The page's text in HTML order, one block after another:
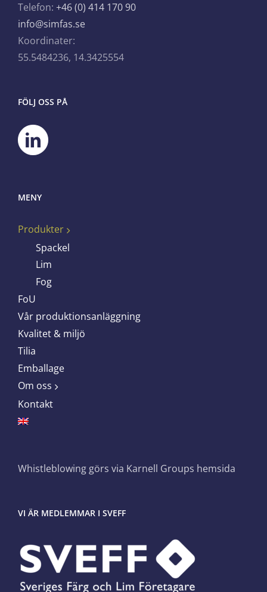
Telefon: +46 (0) 414 170 90
info@simfas.se
Koordinater:
55.5484236, 14.3425554
FÖLJ OSS PÅ
MENY
Produkter
Spackel
Lim
Fog
FoU
Vår produktionsanläggning
Kvalitet & miljö
Tilia
Emballage
Om oss
Kontakt
Whistleblowing görs via Karnell Groups hemsida
VI ÄR MEDLEMMAR I SVEFF